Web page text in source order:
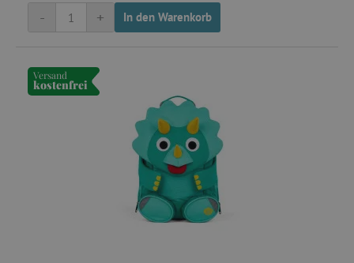
+
- In den Warenkorb
Versand
kostenfrei